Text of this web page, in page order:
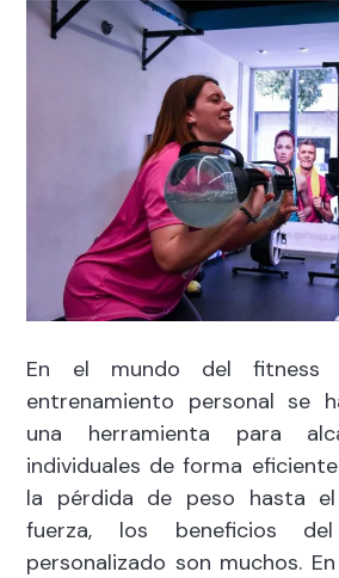
En el mundo del
entrenamiento personal se
una herramienta para
individuales de forma
la pérdida de peso hasta
fuerza, los beneficios del
personalizado son muchos.